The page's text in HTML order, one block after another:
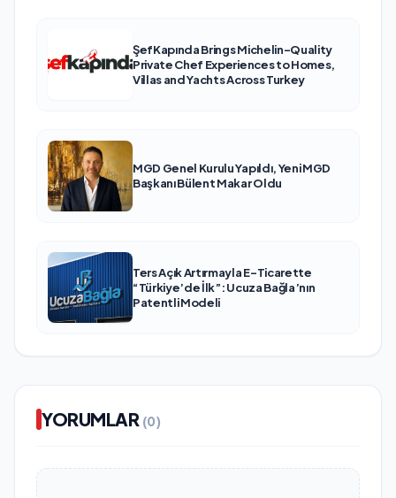
ŞefKapında Brings Michelin-Quality
Private Chef Experiences to Homes,
Villas and Yachts Across Turkey
MGD Genel Kurulu Yapıldı, Yeni MGD
Başkanı Bülent Makar Oldu
Ters Açık Artırmayla E-Ticarette
“Türkiye’de İlk”: Ucuza Bağla’nın
Patentli Modeli
YORUMLAR (0)